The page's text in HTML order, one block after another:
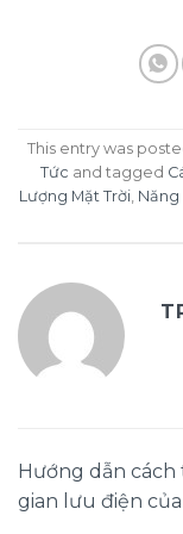
This entry was
Tức and tagged
Lượng Mặt Trời
Hướng dẫn
gian lưu điện của